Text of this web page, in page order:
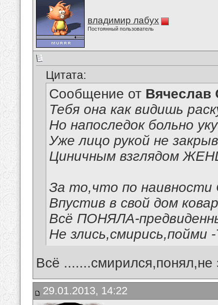
владимир лабух
Постоянный пользователь
Цитата:
Сообщение от Вячеслав
Тебя она как видишь
Но напоследок больно
Уже лицо рукой не
Циничным взглядом
За то,что по
Впустив в свой дом
Всё ПОНЯЛА-
Не
Всё
29.01.2013, 14:22